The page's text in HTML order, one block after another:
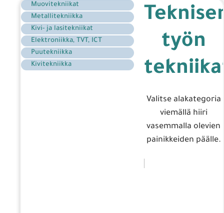
Muovitekniikat
Metallitekniikka
Kivi- ja lasitekniikat
Elektroniikka, TVT, ICT
Puutekniikka
Kivitekniikka
työn
Valitse alakategoria
viemällä hiiri
vasemmalla olevien
painikkeiden päälle.